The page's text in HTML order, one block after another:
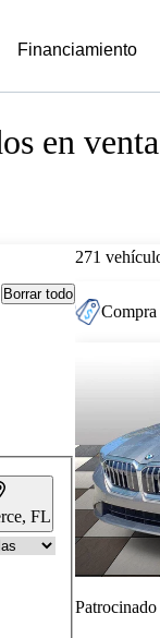
Financiamiento
en
Borrar todo
FL
271
Compra